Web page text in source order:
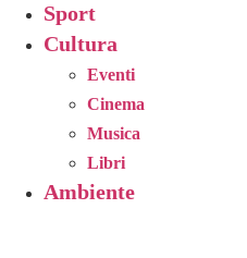
Sport
Cultura
Eventi
Cinema
Musica
Libri
Ambiente